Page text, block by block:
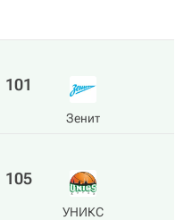
101
Зенит
105
УНИКС